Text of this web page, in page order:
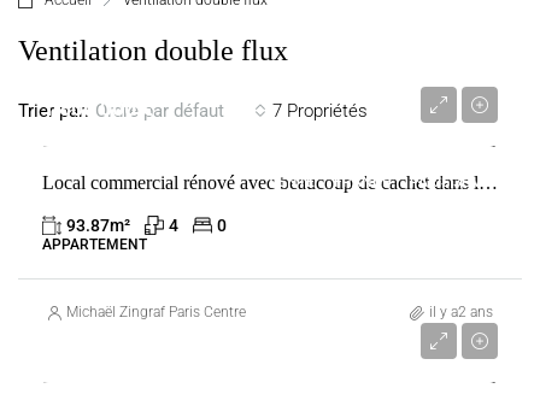
Ventilation double flux
7 Propriétés
Trier par: Ordre par défaut
VENTE FRANCE PARIS 3ÈME
1 800 000 €
Local commercial rénové avec beaucoup de cachet dans le Marais
93.87m² 4 0
APPARTEMENT
Michaël Zingraf Paris Centre il y a2 ans